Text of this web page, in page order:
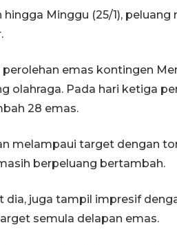
hingga Minggu (25/1),
perolehan emas kontingen
olahraga. Pada hari ketiga
28 emas.
melampaui target dengan
berpeluang bertambah.
dia, juga tampil impresif
semula delapan emas.